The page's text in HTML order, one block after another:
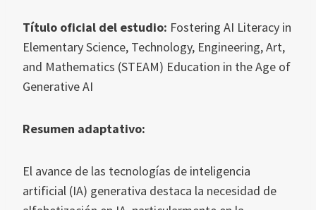
Título oficial del estudio: Fostering AI Literacy in
Elementary Science, Technology, Engineering, Art,
and Mathematics (STEAM) Education in the Age of
Generative AI
Resumen adaptativo:
El avance de las tecnologías de inteligencia
artificial (IA) generativa destaca la necesidad de